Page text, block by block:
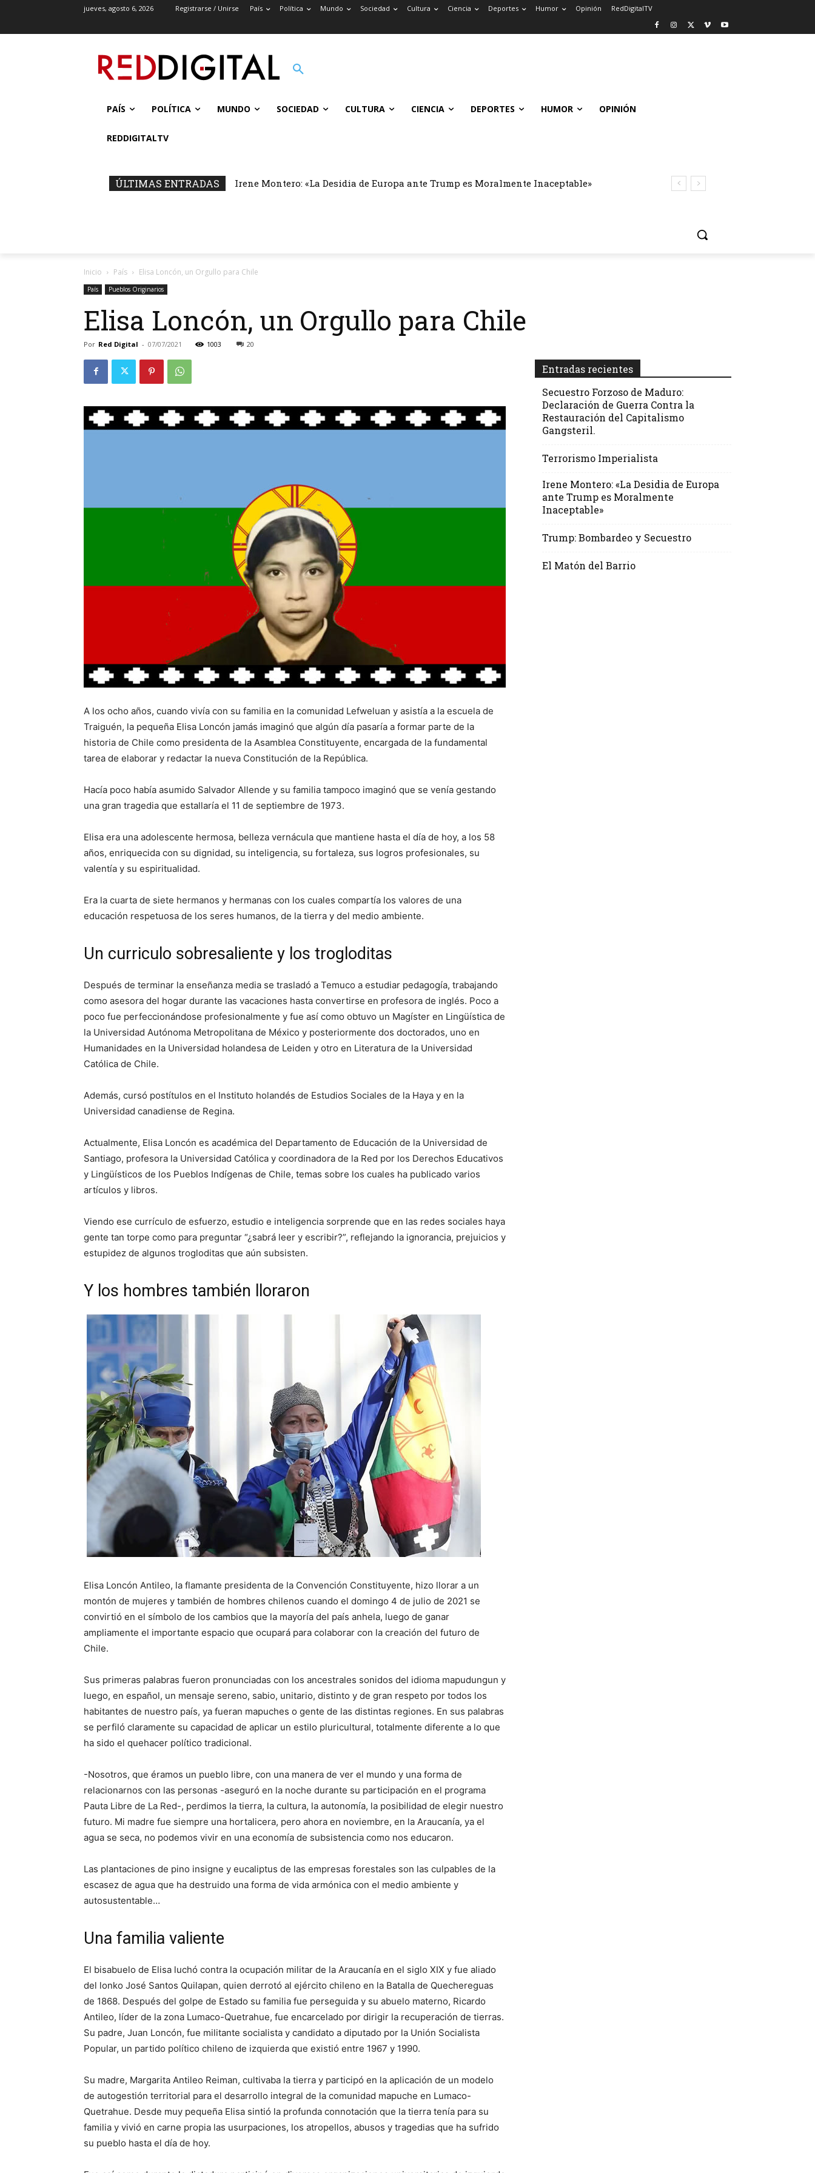
jueves, agosto 6, 2026 Registrarse / Unirse País Política Mundo Sociedad Cultura Ciencia Deportes Humor Opinión RedDigitalTV
PAÍS POLÍTICA MUNDO SOCIEDAD CULTURA CIENCIA DEPORTES HUMOR OPINIÓN
REDDIGITALTV
ÚLTIMAS ENTRADAS Irene Montero: «La Desidia de Europa ante Trump es Moralmente Inaceptable»
Inicio País Elisa Loncón, un Orgullo para Chile
País Pueblos Originarios
Elisa Loncón, un Orgullo para Chile
Por Red Digital - 07/07/2021 1003 20
A los ocho años, cuando vivía con su familia en la comunidad Lefweluan y asistía a la escuela de
Traiguén, la pequeña Elisa Loncón jamás imaginó que algún día pasaría a formar parte de la
historia de Chile como presidenta de la Asamblea Constituyente, encargada de la fundamental
tarea de elaborar y redactar la nueva Constitución de la República.
Hacía poco había asumido Salvador Allende y su familia tampoco imaginó que se venía gestando
una gran tragedia que estallaría el 11 de septiembre de 1973.
Elisa era una adolescente hermosa, belleza vernácula que mantiene hasta el día de hoy, a los 58
años, enriquecida con su dignidad, su inteligencia, su fortaleza, sus logros profesionales, su
valentía y su espiritualidad.
Era la cuarta de siete hermanos y hermanas con los cuales compartía los valores de una
educación respetuosa de los seres humanos, de la tierra y del medio ambiente.
Un curriculo sobresaliente y los trogloditas
Después de terminar la enseñanza media se trasladó a Temuco a estudiar pedagogía, trabajando
como asesora del hogar durante las vacaciones hasta convertirse en profesora de inglés. Poco a
poco fue perfeccionándose profesionalmente y fue así como obtuvo un Magíster en Lingüística de
la Universidad Autónoma Metropolitana de México y posteriormente dos doctorados, uno en
Humanidades en la Universidad holandesa de Leiden y otro en Literatura de la Universidad
Católica de Chile.
Además, cursó postítulos en el Instituto holandés de Estudios Sociales de la Haya y en la
Universidad canadiense de Regina.
Actualmente, Elisa Loncón es académica del Departamento de Educación de la Universidad de
Santiago, profesora la Universidad Católica y coordinadora de la Red por los Derechos Educativos
y Lingüísticos de los Pueblos Indígenas de Chile, temas sobre los cuales ha publicado varios
artículos y libros.
Viendo ese currículo de esfuerzo, estudio e inteligencia sorprende que en las redes sociales haya
gente tan torpe como para preguntar “¿sabrá leer y escribir?”, reflejando la ignorancia, prejuicios y
estupidez de algunos trogloditas que aún subsisten.
Y los hombres también lloraron
Elisa Loncón Antileo, la flamante presidenta de la Convención Constituyente, hizo llorar a un
montón de mujeres y también de hombres chilenos cuando el domingo 4 de julio de 2021 se
convirtió en el símbolo de los cambios que la mayoría del país anhela, luego de ganar
ampliamente el importante espacio que ocupará para colaborar con la creación del futuro de
Chile.
Sus primeras palabras fueron pronunciadas con los ancestrales sonidos del idioma mapudungun y
luego, en español, un mensaje sereno, sabio, unitario, distinto y de gran respeto por todos los
habitantes de nuestro país, ya fueran mapuches o gente de las distintas regiones. En sus palabras
se perfiló claramente su capacidad de aplicar un estilo pluricultural, totalmente diferente a lo que
ha sido el quehacer político tradicional.
-Nosotros, que éramos un pueblo libre, con una manera de ver el mundo y una forma de
relacionarnos con las personas -aseguró en la noche durante su participación en el programa
Pauta Libre de La Red-, perdimos la tierra, la cultura, la autonomía, la posibilidad de elegir nuestro
futuro. Mi madre fue siempre una hortalicera, pero ahora en noviembre, en la Araucanía, ya el
agua se seca, no podemos vivir en una economía de subsistencia como nos educaron.
Las plantaciones de pino insigne y eucaliptus de las empresas forestales son las culpables de la
escasez de agua que ha destruido una forma de vida armónica con el medio ambiente y
autosustentable…
Una familia valiente
El bisabuelo de Elisa luchó contra la ocupación militar de la Araucanía en el siglo XIX y fue aliado
del lonko José Santos Quilapan, quien derrotó al ejército chileno en la Batalla de Quechereguas
de 1868. Después del golpe de Estado su familia fue perseguida y su abuelo materno, Ricardo
Antileo, líder de la zona Lumaco-Quetrahue, fue encarcelado por dirigir la recuperación de tierras.
Su padre, Juan Loncón, fue militante socialista y candidato a diputado por la Unión Socialista
Popular, un partido político chileno de izquierda que existió entre 1967 y 1990.
Su madre, Margarita Antileo Reiman, cultivaba la tierra y participó en la aplicación de un modelo
de autogestión territorial para el desarrollo integral de la comunidad mapuche en Lumaco-
Quetrahue. Desde muy pequeña Elisa sintió la profunda connotación que la tierra tenía para su
familia y vivió en carne propia las usurpaciones, los atropellos, abusos y tragedias que ha sufrido
su pueblo hasta el día de hoy.
Entradas recientes
Secuestro Forzoso de Maduro:
Declaración de Guerra Contra la
Restauración del Capitalismo
Gangsteril.
Terrorismo Imperialista
Irene Montero: «La Desidia de Europa
ante Trump es Moralmente
Inaceptable»
Trump: Bombardeo y Secuestro
El Matón del Barrio